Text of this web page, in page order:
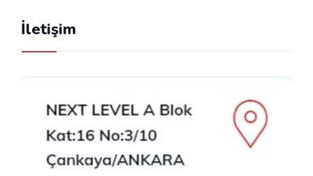
İletişim